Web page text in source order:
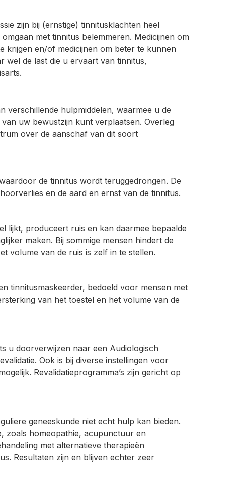
zijn bij (ernstige) tinnitusklachten heel
met tinnitus belemmeren. Medicijnen om
krijgen en/of medicijnen om beter te kunnen
wel de last die u ervaart van tinnitus,
verschillende hulpmiddelen, waarmee u de
uw bewustzijn kunt verplaatsen. Overleg
over de aanschaf van dit soort
de tinnitus wordt teruggedrongen. De
en de aard en ernst van de tinnitus.
lijkt, produceert ruis en kan daarmee bepaalde
maken. Bij sommige mensen hindert de
volume van de ruis is zelf in te stellen.
tinnitusmaskeerder, bedoeld voor mensen met
van het toestel en het volume van de
u doorverwijzen naar een Audiologisch
Ook is bij diverse instellingen voor
Revalidatieprogramma’s zijn gericht op
geneeskunde niet echt hulp kan bieden.
zoals homeopathie, acupunctuur en
met alternatieve therapieën
Resultaten zijn en blijven echter zeer